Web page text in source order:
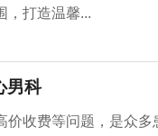
，打造温馨...
男科
收费等问题，是众